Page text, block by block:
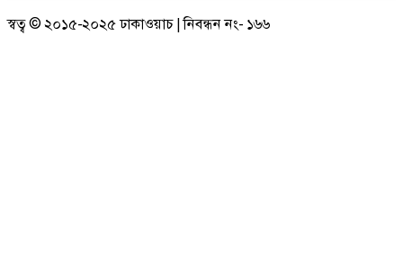
স্বত্ব © ২০১৫-২০২৫ ঢাকাওয়াচ | নিবন্ধন নং- ১৬৬